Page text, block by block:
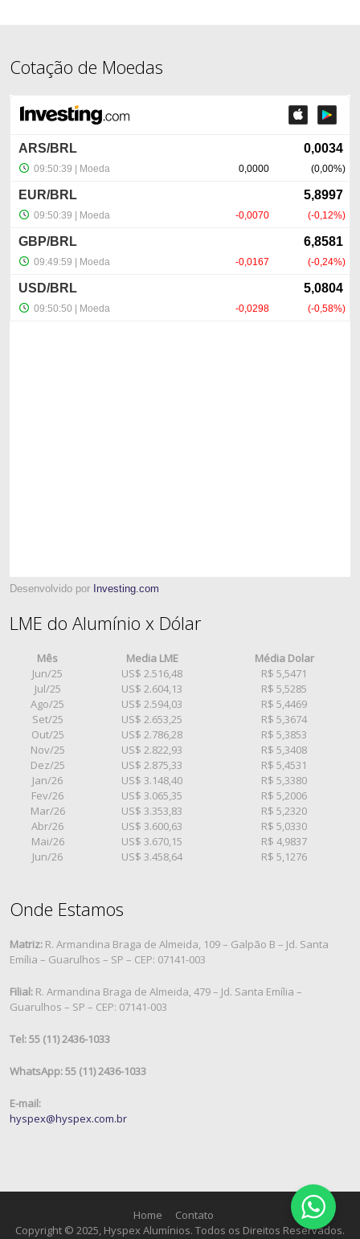
Cotação de Moedas
Desenvolvido por Investing.com
LME do Alumínio x Dólar
Mês Media LME
Média Dolar
Jun/25
US$ 2.516,48
R$ 5,5471
Jul/25
US$ 2.604,13
R$ 5,5285
Ago/25
US$ 2.594,03
R$ 5,4469
Set/25
US$ 2.653,25
R$ 5,3674
Out/25
US$ 2.786,28
R$ 5,3853
Nov/25
US$ 2.822,93
R$ 5,3408
Dez/25
US$ 2.875,33
R$ 5,4531
Jan/26
US$ 3.148,40
R$ 5,3380
Fev/26
US$ 3.065,35
R$ 5,2006
Mar/26
US$ 3.353,83
R$ 5,2320
Abr/26
US$ 3.600,63
R$ 5,0330
Mai/26
US$ 3.670,15
R$ 4,9837
Jun/26
US$ 3.458,64 R$ 5,1276
Onde Estamos
Matriz: R. Armandina Braga de Almeida, 109 – Galpão B – Jd. Santa
Emília – Guarulhos – SP – CEP: 07141-003
Filial: R. Armandina Braga de Almeida, 479 – Jd. Santa Emília –
Guarulhos – SP – CEP: 07141-003
Tel: 55 (11) 2436-1033
WhatsApp: 55 (11) 2436-1033
E-mail:
hyspex@hyspex.com.br
Home
Contato
Copyright © 2025, Hyspex Alumínios. Todos os Direitos Reservados.